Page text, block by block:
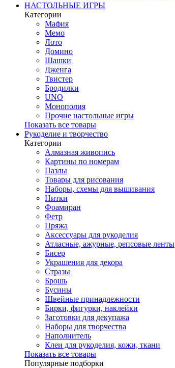
НАСТОЛЬНЫЕ ИГРЫ
Категории
Мафия
Мемо
Лото
Домино
Шашки
Дженга
Твистер
Бродилки
UNO
Монополия
Прочие настольные игры
Показать все товары
Рукоделие и творчество
Категории
Алмазная живопись
Картины по номерам
Пазлы
Товары для рисования
Наборы, схемы для вышивания
Нитки
Фоамиран
Фетр
Пряжа
Аксессуары для рукоделия
Атласные, ажурные, репсовые ленты
Бисер
Украшения для декора
Стразы
Брошь
Бусины
Швейные принадлежности
Бирки, фигурки, наклейки
Заготовки для декупажа
Наборы для творчества
Наполнитель
Клеи для рукоделия, кожи, ткани
Показать все товары
Популярные подборки